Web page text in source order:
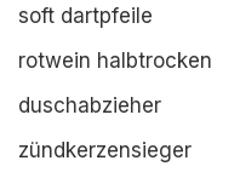
soft dartpfeile
rotwein halbtrocken
duschabzieher
zündkerzensieger